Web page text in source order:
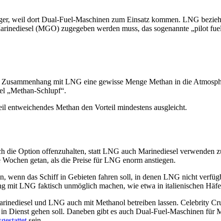
weil dort Dual-Fuel-Maschinen zum Einsatz kommen. LNG
(MGO) zugegeben werden muss, das sogenannte „pilot
mit LNG eine gewisse Menge Methan in die
„Methan-Schlupf“.
entweichendes Methan den Vorteil mindestens ausgleicht.
die Option offenzuhalten, statt LNG auch Marinediesel verwenden
getan, als die Preise für LNG enorm anstiegen.
wenn das Schiff in Gebieten fahren soll, in denen LNG nicht
mit LNG faktisch unmöglich machen, wie etwa in italienischen
und LNG auch mit Methanol betreiben lassen. Celebrity
Dienst gehen soll. Daneben gibt es auch Dual-Fuel-Maschinen für